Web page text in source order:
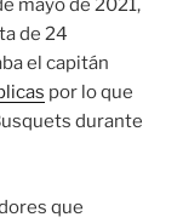
mayo de 2021,
de 24
el capitán
por lo que
durante
que